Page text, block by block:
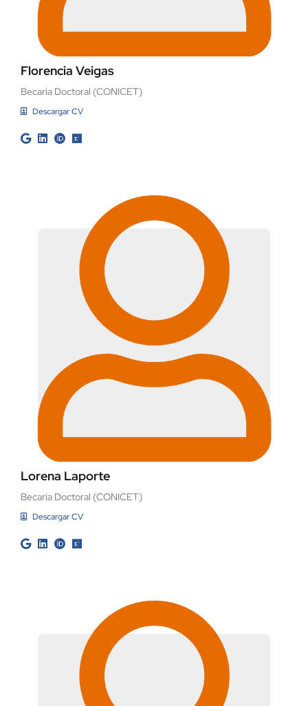
Florencia Veigas
Becaria Doctoral (CONICET)
Descargar CV
Lorena Laporte
Becaria Doctoral (CONICET)
Descargar CV